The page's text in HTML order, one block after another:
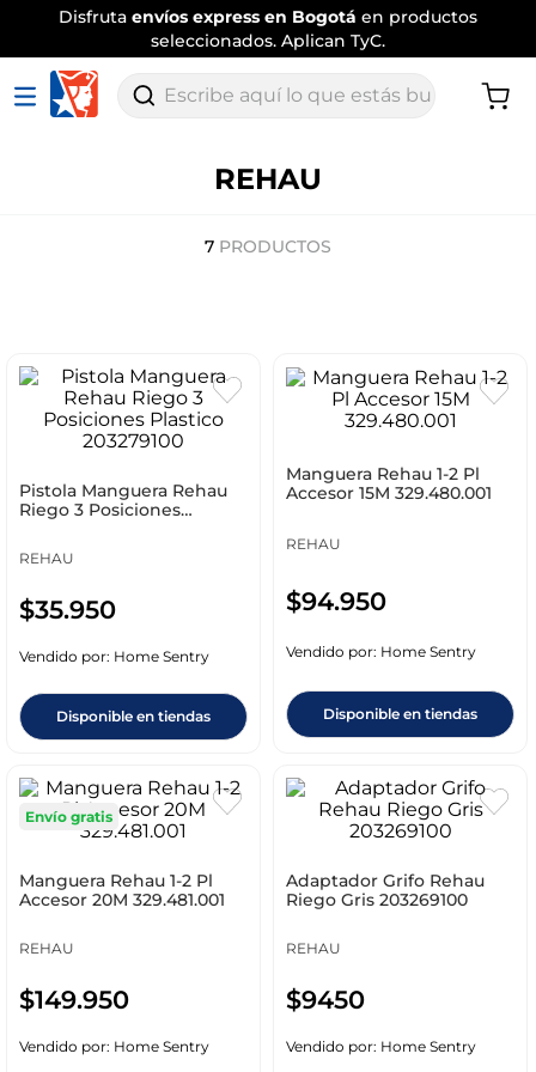
Disfruta envíos express en Bogotá en productos
seleccionados. Aplican TyC.
Escribe aquí lo que estás buscando
REHAU
7 PRODUCTOS
Pistola Manguera Rehau
Riego 3 Posiciones
REHAU
$35.950
Vendido por: Home Sentry
Disponible en tiendas
Manguera Rehau 1-2 Pl
Accesor 15M 329.480.001
REHAU
$94.950
Vendido por: Home Sentry
Disponible en tiendas
Envío gratis
Manguera Rehau 1-2 Pl
Accesor 20M 329.481.001
REHAU
$149.950
Vendido por: Home Sentry
Adaptador Grifo Rehau
Riego Gris 203269100
REHAU
$9450
Vendido por: Home Sentry